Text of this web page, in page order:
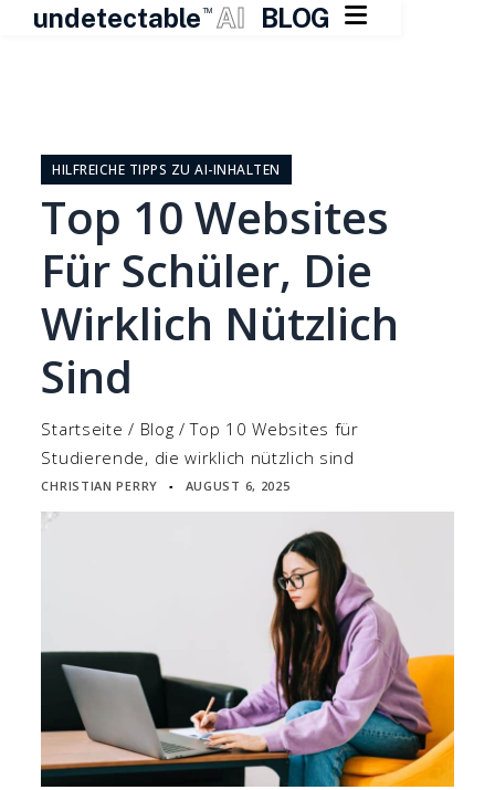
undetectable TM AI BLOG 
springenHILFREICHE TIPPS ZU AI-INHALTEN
Top 10 Websites
Für Schüler, Die
Wirklich Nützlich
Sind
Startseite / Blog /Top 10 Websites für
Studierende, die wirklich nützlich sind
CHRISTIAN PERRY ▪ AUGUST 6, 2025